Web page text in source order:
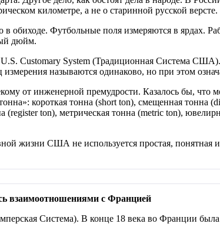
километре, а не о старинной русской версте.
обиходе. Футбольные поля измеряются в ярдах.
дюйм.
Customary System (Традиционная Система США).
называются одинаково, но при этом
от инженерной премудрости. Казалось бы, что
короткая тонна (short ton), смещенная тонна
(register ton), метрическая тонна (metric ton),
жизни США не используется простая, понятная
взаимоотношениями с Францией
Система). В конце 18 века во Франции была